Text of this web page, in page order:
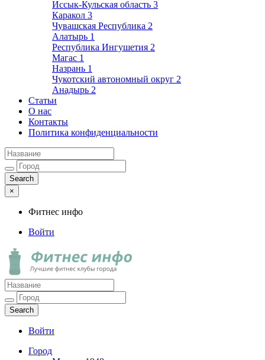
Иссык-Кульская область 3
Каракол 3
Чувашская Республика 2
Алатырь 1
Республика Ингушетия 2
Магас 1
Назрань 1
Чукотский автономный округ 2
Анадырь 2
Статьи
О нас
Контакты
Политика конфиденциальности
×
Фитнес инфо
Войти
Фитнес инфо
Лучшие фитнес клубы города
Войти
Город